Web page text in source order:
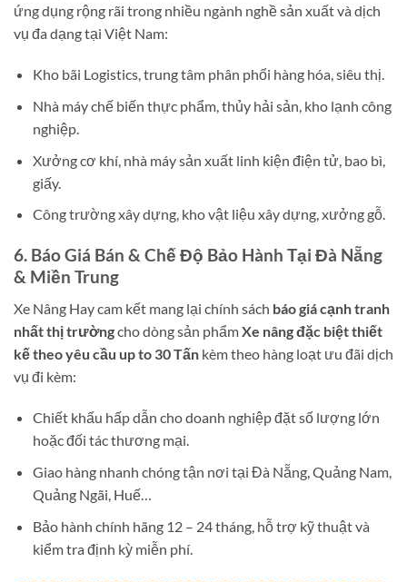
ứng dụng rộng rãi trong nhiều ngành nghề sản xuất và dịch
vụ đa dạng tại Việt Nam:
Kho bãi Logistics, trung tâm phân phối hàng hóa, siêu thị.
Nhà máy chế biến thực phẩm, thủy hải sản, kho lạnh công
nghiệp.
Xưởng cơ khí, nhà máy sản xuất linh kiện điện tử, bao bì,
giấy.
Công trường xây dựng, kho vật liệu xây dựng, xưởng gỗ.
6. Báo Giá Bán & Chế Độ Bảo Hành Tại Đà Nẵng
& Miền Trung
Xe Nâng Hay cam kết mang lại chính sách báo giá cạnh tranh
nhất thị trườngcho dòng sản phẩmXe nâng đặc biệt thiết
kế theo yêu cầu up to 30 Tấn kèm theo hàng loạt ưu đãi dịch
vụ đi kèm:
Chiết khấu hấp dẫn cho doanh nghiệp đặt số lượng lớn
hoặc đối tác thương mại.
Giao hàng nhanh chóng tận nơi tại Đà Nẵng, Quảng Nam,
Quảng Ngãi, Huế…
Bảo hành chính hãng 12 – 24 tháng, hỗ trợ kỹ thuật và
kiểm tra định kỳ miễn phí.